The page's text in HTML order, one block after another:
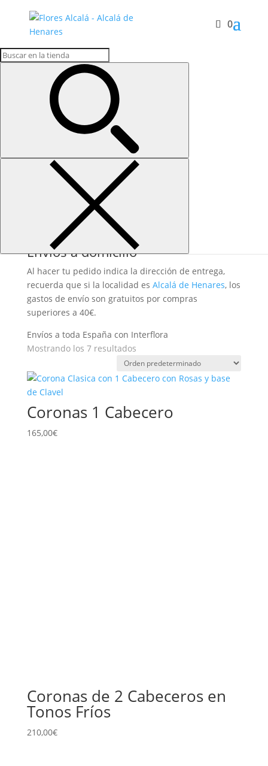
0
Coronas funerarias
Despídete de tus seres queridos con nuestras
coronas funerarias hechas con flores frescas.
Coronas funerarias y
arreglos florales
Puedes elegir coronas de uno o dos cabeceros. De
tamaño pequeño o grande, y del color que prefieras.
Si no encuentras lo que estás buscando, llámanos al
o contacta por whatsapp pulsando
sobre el botón que ves en la esquina inferior
derecha de la pantalla.
Envíos a domicilio
Al hacer tu pedido indica la dirección de entrega,
recuerda que si la localidad es Alcalá de Henares, los
gastos de envío son gratuitos por compras
superiores a 40€.
Envíos a toda España con Interflora
Mostrando los 7 resultados
Coronas 1 Cabecero
165,00€
Coronas de 2 Cabeceros en
Tonos Fríos
210,00€